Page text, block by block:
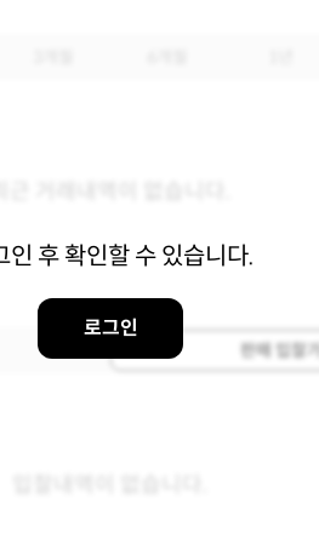
인 후 확인할 수 있습니다.
로그인
판매 입찰가